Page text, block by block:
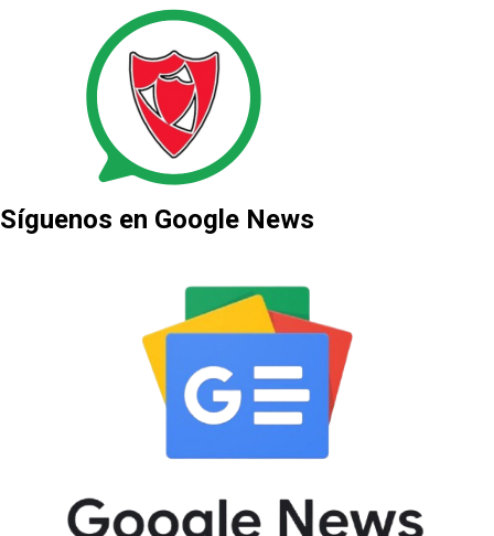
Síguenos en Google News